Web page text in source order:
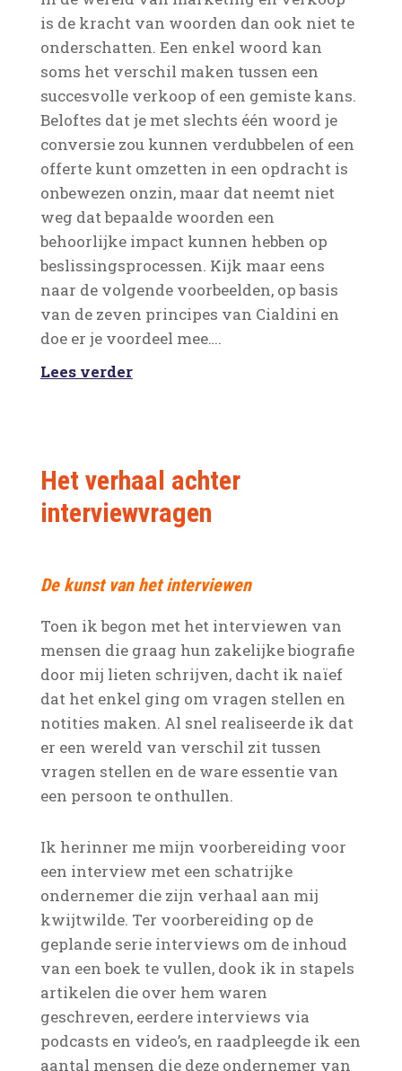
is de kracht van woorden dan ook niet te
onderschatten. Een enkel woord kan
soms het verschil maken tussen een
succesvolle verkoop of een gemiste kans.
Beloftes dat je met slechts één woord je
conversie zou kunnen verdubbelen of een
offerte kunt omzetten in een opdracht is
onbewezen onzin, maar dat neemt niet
weg dat bepaalde woorden een
behoorlijke impact kunnen hebben op
beslissingsprocessen. Kijk maar eens
naar de volgende voorbeelden, op basis
van de zeven principes van Cialdini en
doe er je voordeel mee….
Lees verder
Het verhaal achter
interviewvragen
De kunst van het interviewen
Toen ik begon met het interviewen van
mensen die graag hun zakelijke biografie
door mij lieten schrijven, dacht ik naïef
dat het enkel ging om vragen stellen en
notities maken. Al snel realiseerde ik dat
er een wereld van verschil zit tussen
vragen stellen en de ware essentie van
een persoon te onthullen.
Ik herinner me mijn voorbereiding voor
een interview met een schatrijke
ondernemer die zijn verhaal aan mij
kwijtwilde. Ter voorbereiding op de
geplande serie interviews om de inhoud
van een boek te vullen, dook ik in stapels
artikelen die over hem waren
geschreven, eerdere interviews via
podcasts en video’s, en raadpleegde ik een
aantal mensen die deze ondernemer van